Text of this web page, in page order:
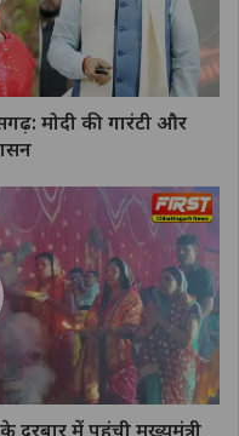
मोदी की गारंटी और
दरबार में पहुंची मुख्यमंत्री